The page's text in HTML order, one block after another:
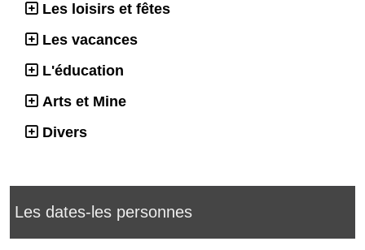
Les loisirs et fêtes
Les vacances
L'éducation
Arts et Mine
Divers
Les dates-les personnes